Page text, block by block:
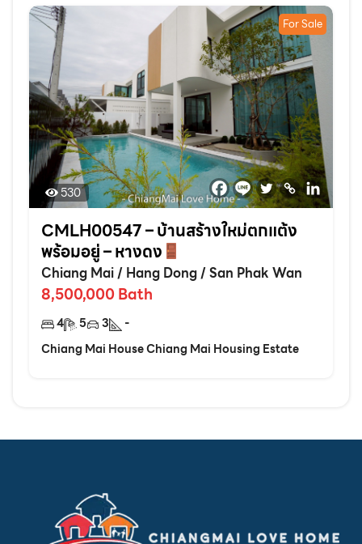
For Sale
530
CMLH00547 – บ้านสร้างใหม่ตกแต้ง
พร้อมอยู่ – หางดง
Chiang Mai/ Hang Dong/San Phak Wan
8,500,000 Bath
4 5 3
-
Chiang Mai House Chiang Mai Housing Estate